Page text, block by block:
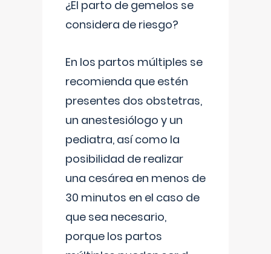
¿El parto de gemelos se
considera de riesgo?
En los partos múltiples se
recomienda que estén
presentes dos obstetras,
un anestesiólogo y un
pediatra, así como la
posibilidad de realizar
una cesárea en menos de
30 minutos en el caso de
que sea necesario,
porque los partos